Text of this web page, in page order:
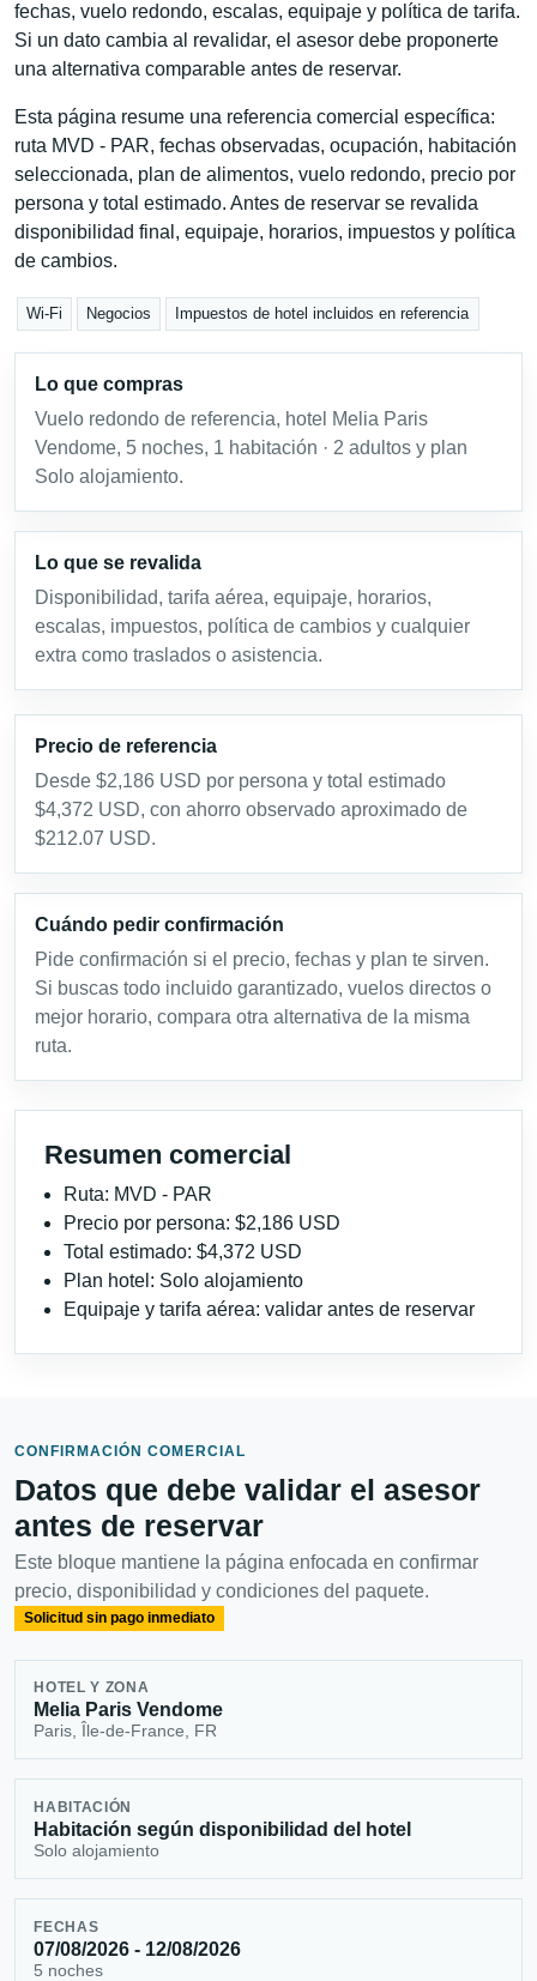
fechas, vuelo redondo, escalas, equipaje y política de tarifa.
Si un dato cambia al revalidar, el asesor debe proponerte
una alternativa comparable antes de reservar.
Esta página resume una referencia comercial específica:
ruta MVD - PAR, fechas observadas, ocupación, habitación
seleccionada, plan de alimentos, vuelo redondo, precio por
persona y total estimado. Antes de reservar se revalida
disponibilidad final, equipaje, horarios, impuestos y política
de cambios.
Wi-Fi Negocios Impuestos de hotel incluidos en referencia
Lo que compras
Vuelo redondo de referencia, hotel Melia Paris
Vendome, 5 noches, 1 habitación · 2 adultos y plan
Solo alojamiento.
Lo que se revalida
Disponibilidad, tarifa aérea, equipaje, horarios,
escalas, impuestos, política de cambios y cualquier
extra como traslados o asistencia.
Precio de referencia
Desde $2,186 USD por persona y total estimado
$4,372 USD, con ahorro observado aproximado de
$212.07 USD.
Cuándo pedir confirmación
Pide confirmación si el precio, fechas y plan te sirven.
Si buscas todo incluido garantizado, vuelos directos o
mejor horario, compara otra alternativa de la misma
ruta.
Resumen comercial
Ruta: MVD - PAR
Precio por persona: $2,186 USD
Total estimado: $4,372 USD
Plan hotel: Solo alojamiento
Equipaje y tarifa aérea: validar antes de reservar
CONFIRMACIÓN COMERCIAL
Datos que debe validar el asesor
antes de reservar
Este bloque mantiene la página enfocada en confirmar
precio, disponibilidad y condiciones del paquete.
Solicitud sin pago inmediato
HOTEL Y ZONA
Melia Paris Vendome
Paris, Île-de-France, FR
HABITACIÓN
Habitación según disponibilidad del hotel
Solo alojamiento
FECHAS
07/08/2026 - 12/08/2026
5 noches